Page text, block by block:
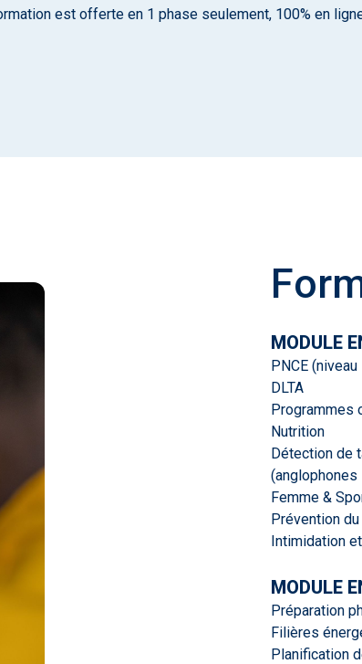
est offerte en 1 phase seulement, 100% en
MODULE
PNCE (niveau
DLTA
Programmes
Nutrition
Détection de
Femme &
Prévention
Intimidation
MODULE
Préparation
Filières
Planification